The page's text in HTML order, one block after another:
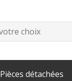
Pièces détachées